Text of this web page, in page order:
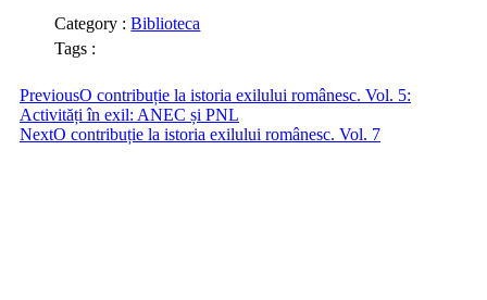
Category : Biblioteca
Tags :
PreviousO contribuție la istoria exilului românesc. Vol. 5:
Activități în exil: ANEC și PNL
NextO contribuție la istoria exilului românesc. Vol. 7